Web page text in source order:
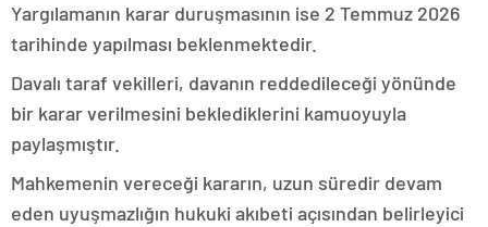
Yargılamanın karar duruşmasının ise 2 Temmuz 2026
tarihinde yapılması beklenmektedir.
Davalı taraf vekilleri, davanın reddedileceği yönünde
bir karar verilmesini beklediklerini kamuoyuyla
paylaşmıştır.
Mahkemenin vereceği kararın, uzun süredir devam
eden uyuşmazlığın hukuki akıbeti açısından belirleyici